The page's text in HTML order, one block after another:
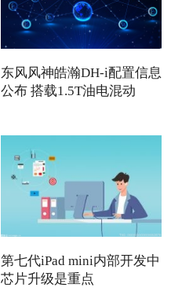
东风风神皓瀚DH-i配置信息
公布 搭载1.5T油电混动
第七代iPad mini内部开发中
芯片升级是重点